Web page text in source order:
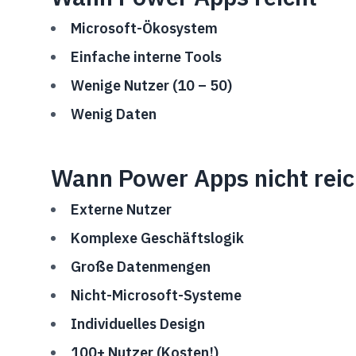
Microsoft-Ökosystem
Einfache interne Tools
Wenige Nutzer (10 – 50)
Wenig Daten
Wann Power Apps nicht
Externe Nutzer
Komplexe Geschäftslogik
Große Datenmengen
Nicht-Microsoft-Systeme
Individuelles Design